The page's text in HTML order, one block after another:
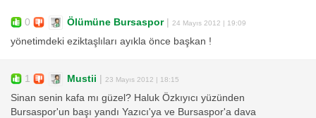
0 Ölümüne Bursaspor| 24 Mayıs 2012 | 19:09
yönetimdeki eziktaşlıları ayıkla önce başkan !
1 Mustii | 23 Mayıs 2012 | 18:15
Sinan senin kafa mı güzel? Haluk Özkıyıcı yüzünden
Bursaspor'un başı yandı Yazıcı'ya ve Bursaspor'a dava